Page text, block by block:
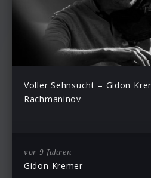
Voller Sehnsucht – Gidon
Rachmaninov
vor 9 Jahren
Gidon Kremer